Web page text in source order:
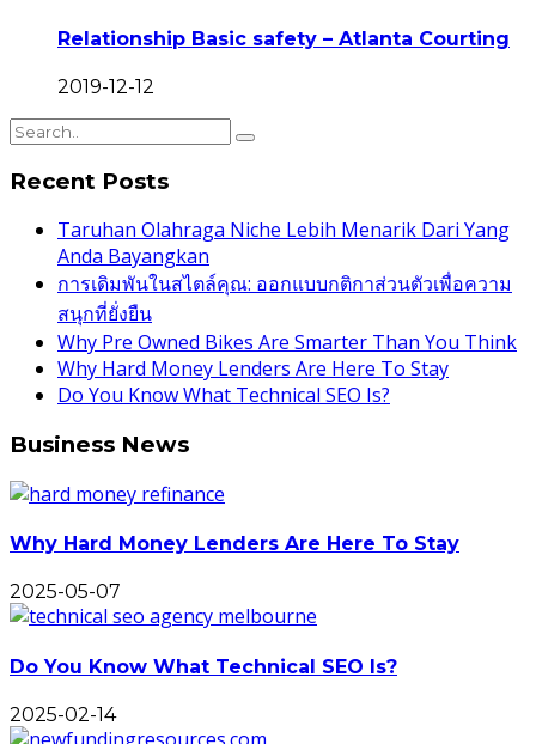
Relationship Basic safety – Atlanta Courting
2019-12-12
Recent Posts
Taruhan Olahraga Niche Lebih Menarik Dari Yang
Anda Bayangkan
การเดิมพันในสไตล์คุณ: ออกแบบกติกาส่วนตัวเพื่อความ
สนุกที่ยั่งยืน
Why Pre Owned Bikes Are Smarter Than You Think
Why Hard Money Lenders Are Here To Stay
Do You Know What Technical SEO Is?
Business News
Why Hard Money Lenders Are Here To Stay
2025-05-07
Do You Know What Technical SEO Is?
2025-02-14